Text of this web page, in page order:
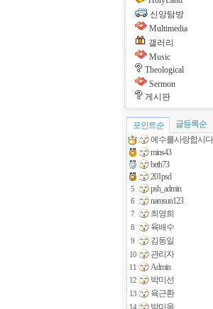
신앙탐방
Multimedia
갤러리
Music
Theological
Sermon
게시판
포인트순 글등록순
예수를사랑합시다
mins43
beth73
201psd
5 psh_admin
6 namsun123
7 최영희
8 육배수
9 김동일
10 관리자
11 Admin
12 박미선
13 육근환
14 박미옥